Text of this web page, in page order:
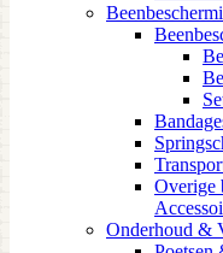
Overige
Onderhoud &